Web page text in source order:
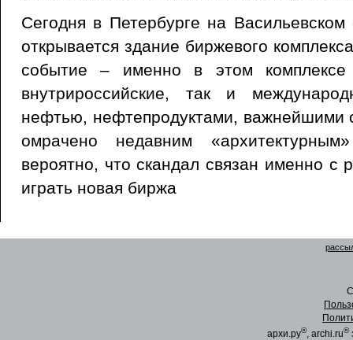
Сегодня в Петербурге на Васильевском
открывается здание биржевого
событие – именно в этом комплексе
внутрироссийские, так и
нефтью, нефтепродуктами, важнейшими
омрачено недавним
вероятно, что скандал связан именно с
играть новая биржа
архи.ру®, archi.ru®